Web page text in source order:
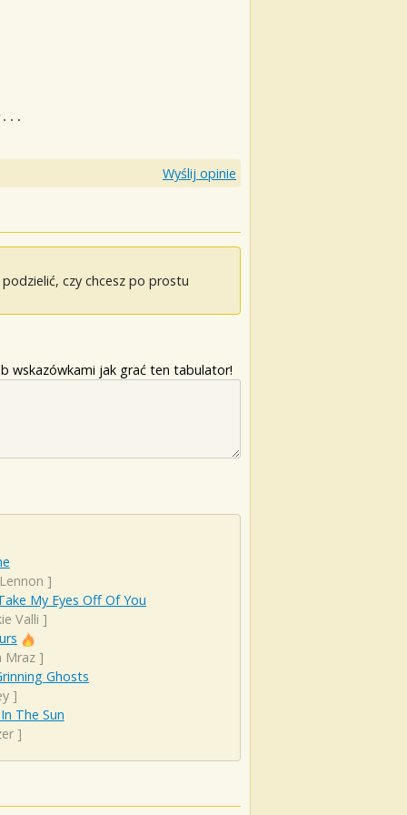
Wyślij opinie
czy chcesz po prostu
wskazówkami jak grać ten tabulator!
]
My Eyes Off Of You
Valli ]
Mraz]
Ghosts
]
The Sun
]